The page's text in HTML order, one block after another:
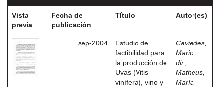
Vista
previa
Fecha de
publicación
Título Autor(es)
sep-2004
Estudio de
factibilidad para
la producción de
Uvas (Vitis
vinífera), vino y
Caviedes,
Mario,
dir. ;
Matheus,
María